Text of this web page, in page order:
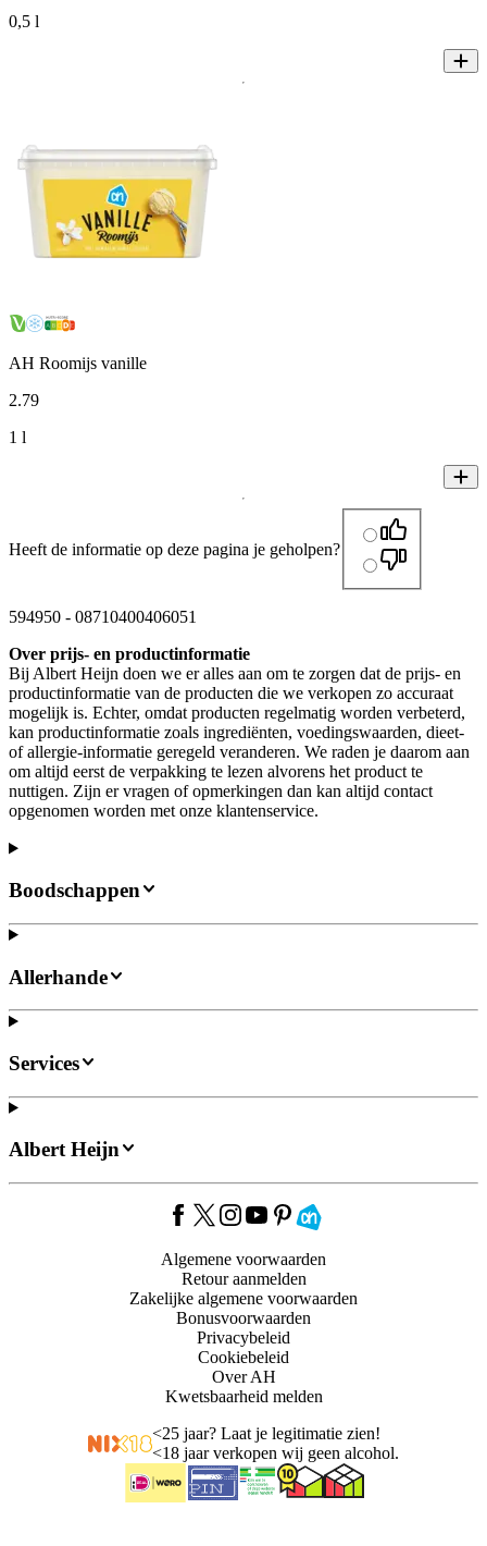
0,5 l
AH Roomijs vanille
2.79
1 l
Heeft de informatie op deze pagina je geholpen?
594950 - 08710400406051
Over prijs- en productinformatie
Bij Albert Heijn doen we er alles aan om te zorgen dat de prijs- en
productinformatie van de producten die we verkopen zo accuraat
mogelijk is. Echter, omdat producten regelmatig worden verbeterd,
kan productinformatie zoals ingrediënten, voedingswaarden, dieet-
of allergie-informatie geregeld veranderen. We raden je daarom aan
om altijd eerst de verpakking te lezen alvorens het product te
nuttigen. Zijn er vragen of opmerkingen dan kan altijd contact
opgenomen worden met onze klantenservice.
Boodschappen
Allerhande
Services
Albert Heijn
Algemene voorwaarden
Retour aanmelden
Zakelijke algemene voorwaarden
Bonusvoorwaarden
Privacybeleid
Cookiebeleid
Over AH
Kwetsbaarheid melden
<25 jaar? Laat je legitimatie zien!
<18 jaar verkopen wij geen alcohol.